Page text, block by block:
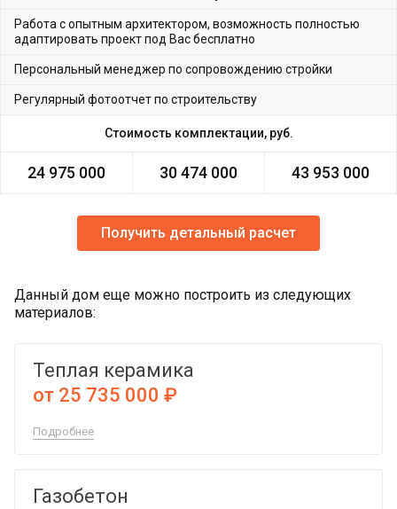
Работа с опытным архитектором, возможность полностью
адаптировать проект под Вас бесплатно
Персональный менеджер по сопровождению стройки
Регулярный фотоотчет по строительству
Стоимость комплектации, руб.
24 975 000 30 474 000 43 953 000
Получить детальный расчет
Данный дом еще можно построить из следующих
материалов:
Теплая керамика
от 25 735 000 ₽
Подробнее
Газобетон